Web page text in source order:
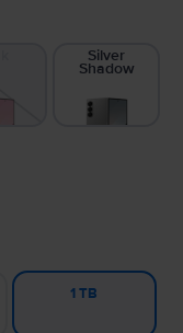
Silver
Shadow
1 TB